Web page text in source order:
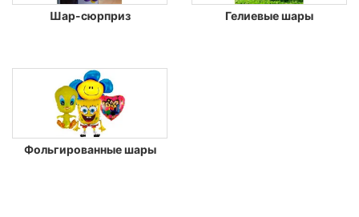
Шар-сюрприз Гелиевые шары
Фольгированные шары